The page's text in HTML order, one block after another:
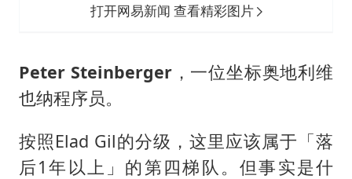
打开网易新闻 查看精彩图片
Peter Steinberger，一位坐标奥地利维
也纳程序员。
按照Elad Gil的分级，这里应该属于「落
后1年以上」的第四梯队。但事实是什